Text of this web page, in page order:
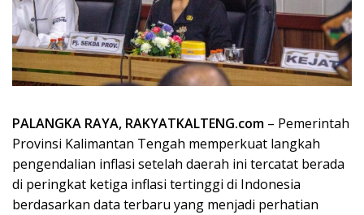
PALANGKA RAYA, RAKYATKALTENG.com – Pemerintah
Provinsi Kalimantan Tengah memperkuat langkah
pengendalian inflasi setelah daerah ini tercatat berada
di peringkat ketiga inflasi tertinggi di Indonesia
berdasarkan data terbaru yang menjadi perhatian